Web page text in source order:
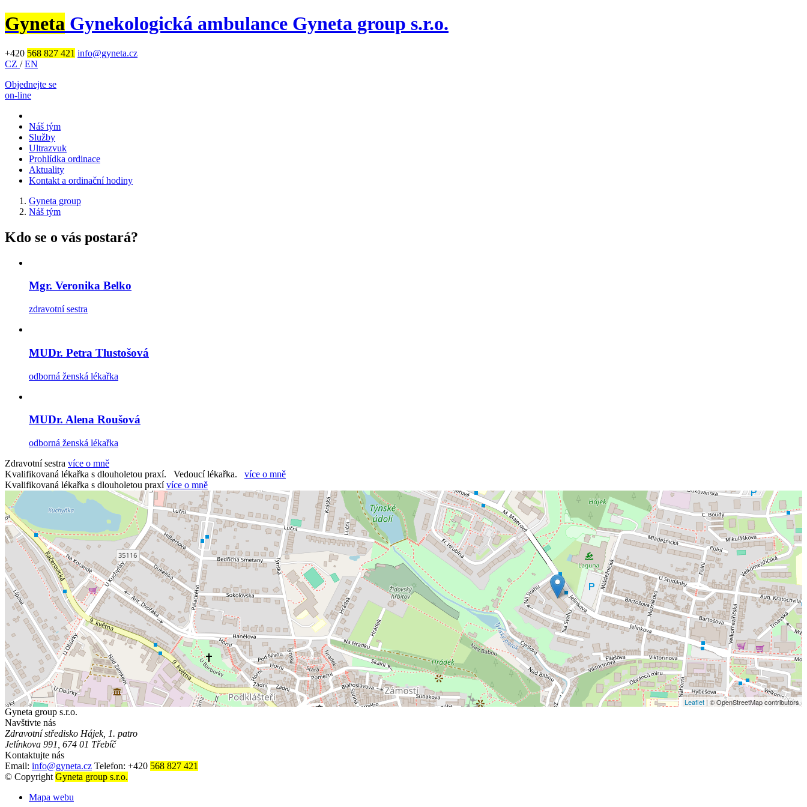
Gyneta Gynekologická ambulance Gyneta group s.r.o.
+420 568 827 421 info@gyneta.cz
CZ /EN
Objednejte se
on-line
Náš tým
Služby
Ultrazvuk
Prohlídka ordinace
Aktuality
Kontakt a ordinační hodiny
Gyneta group
Náš tým
Kdo se o vás postará?
Mgr. Veronika Belko
zdravotní sestra
MUDr. Petra Tlustošová
odborná ženská lékařka
MUDr. Alena Roušová
odborná ženská lékařka
Zdravotní sestra více o mně
Kvalifikovaná lékařka s dlouholetou praxí. Vedoucí lékařka.
více o mně
Kvalifikovaná lékařka s dlouholetou praxí více o mně
Leaflet | © OpenStreetMap contributors
Gyneta group s.r.o.
Navštivte nás
Zdravotní středisko Hájek, 1. patro
Jelínkova 991, 674 01 Třebíč
Kontaktujte nás
Email: info@gyneta.cz Telefon: +420 568 827 421
© Copyright Gyneta group s.r.o.
Mapa webu